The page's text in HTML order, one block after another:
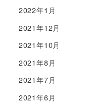
2022年1月
2021年12月
2021年10月
2021年8月
2021年7月
2021年6月